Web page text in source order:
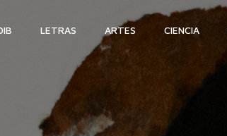
LETRAS ARTES CIENCIA